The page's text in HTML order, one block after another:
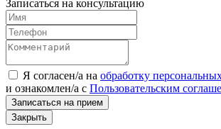
Записаться на консультацию
Я согласен/а на обработку
и ознакомлен/а с Пользовательским
Записаться на прием
Закрыть